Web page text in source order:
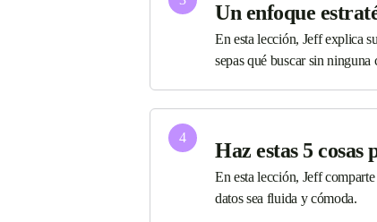
Un enfoque
En esta lección, Jeff explica
sepas qué buscar sin ninguna
4
Haz estas 5
En esta lección, Jeff
datos sea fluida y cómoda.